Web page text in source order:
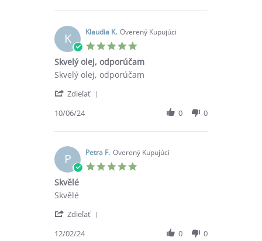
2024
Lucia
on
22
Jun
2024
K Klaudia K. Overený Kupujúci
5.0
rating
Skvelý olej, odporúčam
Review
Klaudia
on
Jun
2024
review
Skvelý
odporúčam
Skvelý olej, odporúčam
Zdieľať
Klaudia
on
10
Jun
10/06/24 0 0
P Petra F. Overený Kupujúci
5.0
Skvělé
Review
Petra
on
review
Skvělé
Skvělé
Zdieľať
12/02/24 0 0